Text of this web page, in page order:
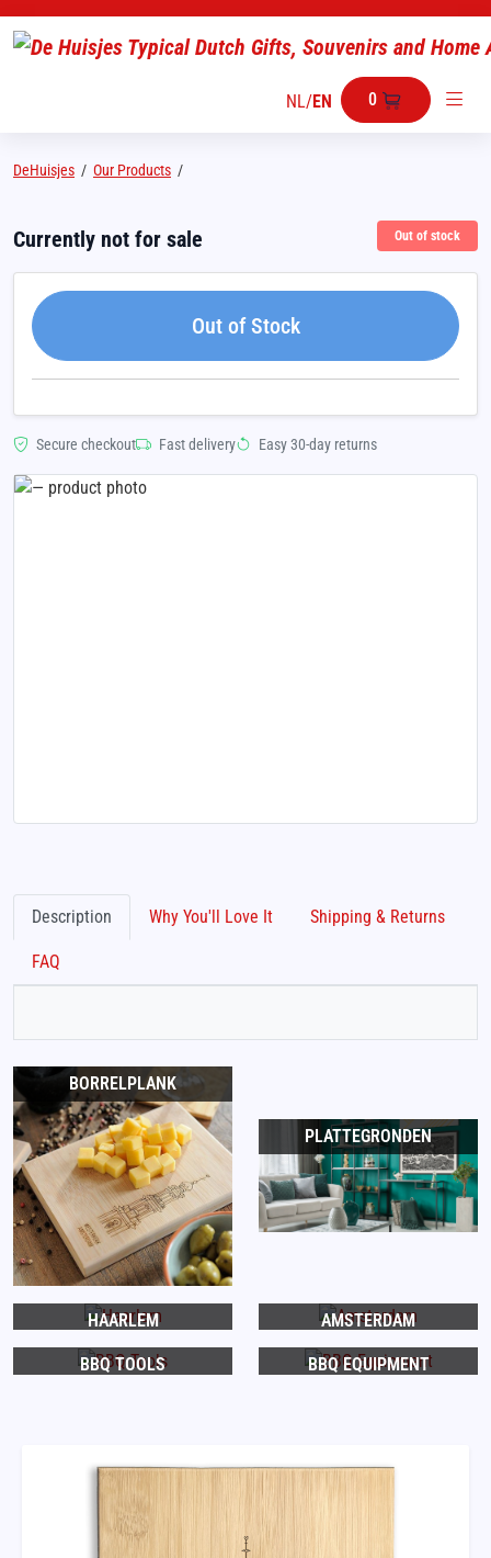
NL/EN 0
DeHuisjes / Our Products /
Currently not for sale Out of stock
Out of Stock
Secure checkout Fast delivery Easy 30-day returns
Description Why You'll Love It Shipping & Returns
FAQ
BORRELPLANK
PLATTEGRONDEN
HAARLEM AMSTERDAM
BBQ TOOLS BBQ EQUIPMENT